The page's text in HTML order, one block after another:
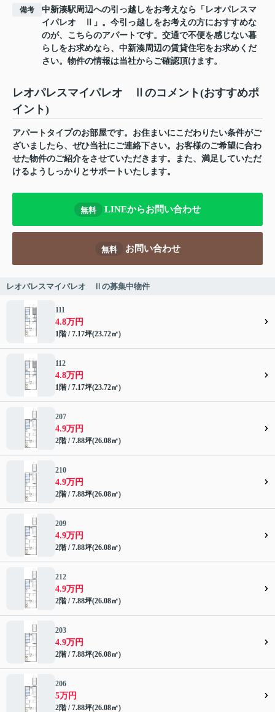
備考
中新湊駅周辺への引っ越しをお考えなら「レオパレスマ
イパレオ Ⅱ」。今引っ越しをお考えの方におすすめな
のが、こちらのアパートです。交通で不便を感じない暮
らしをお求めなら、中新湊周辺の賃貸住宅をお求めくだ
さい。物件の情報は当社からご確認頂けます。
レオパレスマイパレオ Ⅱのコメント(おすすめポ
イント)
アパートタイプのお部屋です。お住まいにこだわりたい条件がご
ざいましたら、ぜひ当社にご連絡下さい。お客様のご希望に合わ
せた物件のご紹介をさせていただきます。また、満足していただ
けるようしっかりとサポートいたします。
無料 LINEからお問い合わせ
無料 お問い合わせ
レオパレスマイパレオ Ⅱの募集中物件
111
4.8万円
1階 / 7.17坪(23.72㎡)
112
4.8万円
1階 / 7.17坪(23.72㎡)
207
4.9万円
2階 / 7.88坪(26.08㎡)
210
4.9万円
2階 / 7.88坪(26.08㎡)
209
4.9万円
2階 / 7.88坪(26.08㎡)
212
4.9万円
2階 / 7.88坪(26.08㎡)
203
4.9万円
2階 / 7.88坪(26.08㎡)
206
5万円
2階 / 7.88坪(26.08㎡)